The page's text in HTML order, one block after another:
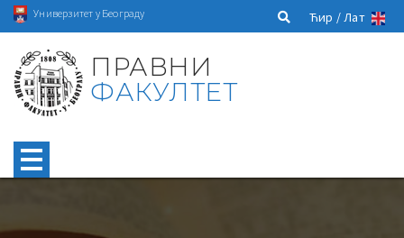
Универзитет у Београду Ћир /Лат
ПРАВНИ
ФАКУЛТЕТ